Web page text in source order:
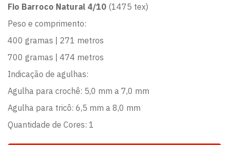
Fio Barroco Natural 4/10 (1475 tex)
Peso e comprimento:
400 gramas | 271 metros
700 gramas | 474 metros
Indicação de agulhas:
Agulha para crochê: 5,0 mm a 7,0 mm
Agulha para tricô: 6,5 mm a 8,0 mm
Quantidade de Cores: 1